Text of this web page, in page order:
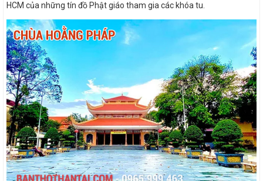
HCM của những tín đồ Phật giáo tham gia các khóa tu.